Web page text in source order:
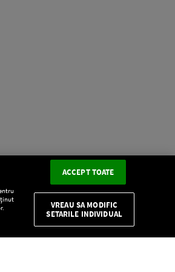
CONFIDENŢIALITATE
ACCEPT TOATE
VREAU SA MODIFIC
SETARILE INDIVIDUAL